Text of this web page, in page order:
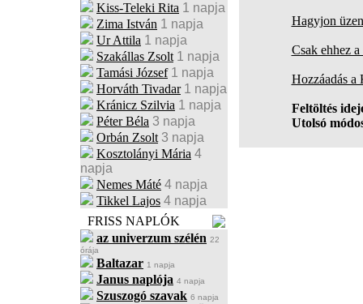
Kiss-Teleki Rita 1 napja
Zima István 1 napja
Ur Attila 1 napja
Szakállas Zsolt 1 napja
Tamási József 1 napja
Horváth Tivadar 1 napja
Kránicz Szilvia 1 napja
Péter Béla 3 napja
Orbán Zsolt 3 napja
Kosztolányi Mária 4
napja
Nemes Máté 4 napja
Tikkel Lajos 4 napja
FRISS NAPLÓK
az univerzum szélén 22
órája
Baltazar 1 napja
Janus naplója 4 napja
Szuszogó szavak 6 napja
Hagyjon
Csak ehhez
Hozzáadás
Feltöltés
Utolsó